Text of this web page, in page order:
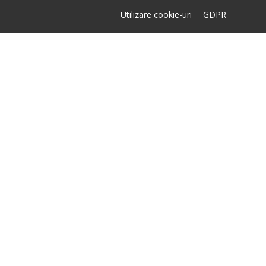
Utilizare cookie-uri GDPR